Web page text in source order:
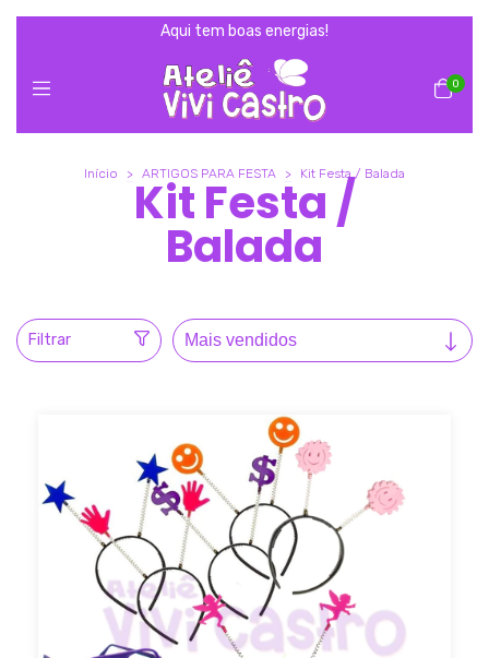
Aqui tem boas energias!
0
Início > ARTIGOS PARA FESTA > Kit Festa / Balada
Kit Festa /
Balada
Filtrar